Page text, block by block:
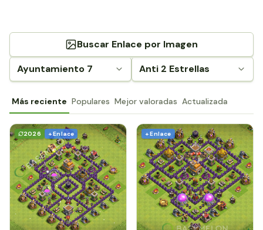
Ayuntamiento 7 Anti 2 Estrellas
Buscar Enlace por Imagen
Más reciente Populares Mejor valoradas Actualizada
2026 + Enlace + Enlace